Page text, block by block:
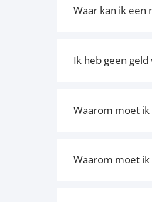
Waar kan ik een
Ik heb geen
Waarom moet
Waarom moet